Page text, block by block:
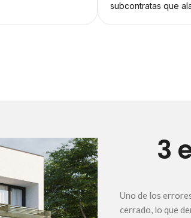
subcontratas que
3
Uno de los
cerrado, lo que